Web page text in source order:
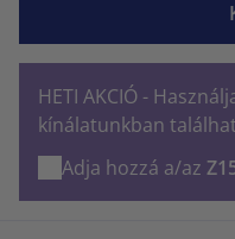
HETI AKCIÓ -
kínálatunkban
Adja hozzá a/az